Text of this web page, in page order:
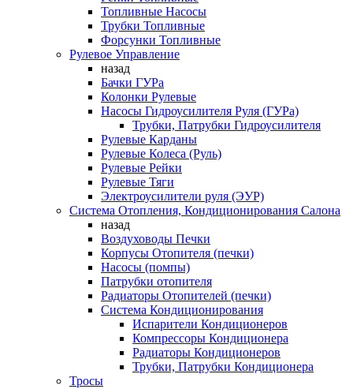
Топливные Насосы
Трубки Топливные
Форсунки Топливные
Рулевое Управление
назад
Бачки ГУРа
Колонки Рулевые
Насосы Гидроусилителя Руля (ГУРа)
Трубки, Патрубки Гидроусилителя
Рулевые Карданы
Рулевые Колеса (Руль)
Рулевые Рейки
Рулевые Тяги
Электроусилители руля (ЭУР)
Система Отопления, Кондиционирования Салона
назад
Воздуховоды Печки
Корпусы Отопителя (печки)
Насосы (помпы)
Патрубки отопителя
Радиаторы Отопителей (печки)
Система Кондиционирования
Испарители Кондиционеров
Компрессоры Кондиционера
Радиаторы Кондиционеров
Трубки, Патрубки Кондиционера
Тросы